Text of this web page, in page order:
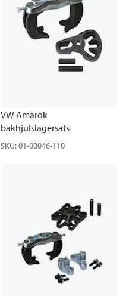
VW Amarok
bakhjulslagersats
SKU:01-00046-110